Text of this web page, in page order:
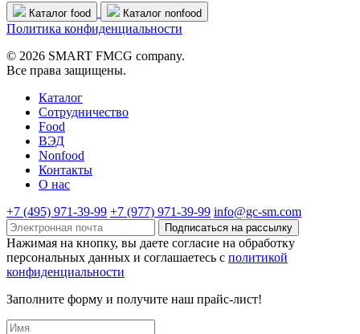
Каталог food Каталог nonfood
Политика конфиденциальности
© 2026 SMART FMCG company.
Все права защищены.
Каталог
Cотрудничество
Food
ВЭД
Nonfood
Контакты
О нас
+7 (495) 971-39-99 +7 (977) 971-39-99 info@gc-sm.com
Подписаться на рассылку
Нажимая на кнопку, вы даете согласие на обработку
персональных данных и соглашаетесь c политикой
конфиденциальности
Заполните форму и получите наш прайс-лист!